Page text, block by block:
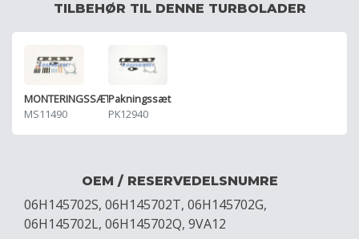
TILBEHØR TIL DENNE TURBOLADER
MONTERINGSSÆT
MS11490
Pakningssæt
PK12940
OEM / RESERVEDELSNUMRE
06H145702S, 06H145702T, 06H145702G,
06H145702L, 06H145702Q, 9VA12